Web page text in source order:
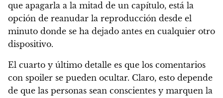
que apagarla a la mitad de un capítulo, está la
opción de reanudar la reproducción desde el
minuto donde se ha dejado antes en cualquier otro
dispositivo.
El cuarto y último detalle es que los comentarios
con spoiler se pueden ocultar. Claro, esto depende
de que las personas sean conscientes y marquen la